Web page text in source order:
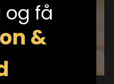
og få
&